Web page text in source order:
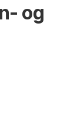
og